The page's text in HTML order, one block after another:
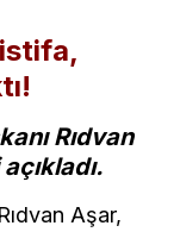
Rıdvan
Aşar,